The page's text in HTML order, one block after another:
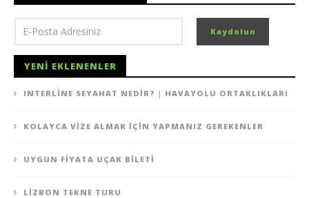
YENI EKLENENLER
INTERLINE SEYAHAT NEDIR? | HAVAYOLU ORTAKLIKLARI
KOLAYCA VIZE ALMAK İÇIN YAPMANIZ GEREKENLER
UYGUN FIYATA UÇAK BILETI
LIZBON TEKNE TURU